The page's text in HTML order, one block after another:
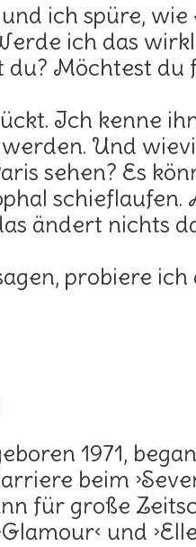
ich spüre,
ich das
du? Möchtest
Ich kenne
Und
sehen? Es
schieflaufen.
ändert nichts
probiere
1971,
beim
für große
und